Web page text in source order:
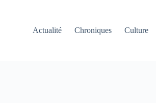
Actualité
Chroniques Culture